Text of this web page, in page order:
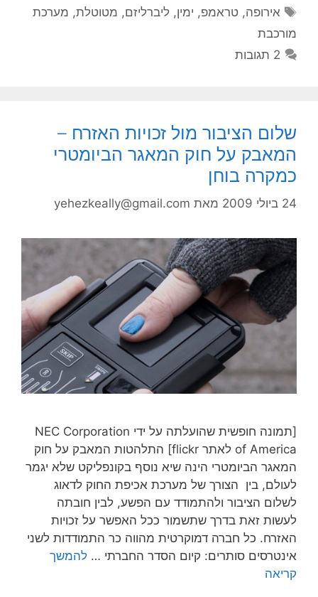
תגיות
אירופה,טראמפ, ימין, ליברליזם, מטוטלת, מערכת
מורכבת
2 תגובות
שלום הציבור מול זכויות האזרח –
המאבק על חוק המאגר הביומטרי
כמקרה בוחן
24 ביולי 2009 מאת yehezkeally@gmail.com
[תמונה חופשית שהועלתה על ידי NEC Corporation
of America לאתר flickr] התלהטות המאבק על חוק
המאגר הביומטרי הינה שיא נוסף בקונפליקט שלא יגמר
לעולם, בין הצורך של מערכת אכיפת החוק לדאוג
לשלום הציבור ולהתמודד עם הפשע, לבין חובתה
לעשות זאת בדרך שתשמור ככל האפשר על זכויות
האזרח. כל חברה דמוקרטית מהווה כר התמודדות לשני
אינטרסים סותרים: קיום הסדר החברתי … להמשך
קריאה